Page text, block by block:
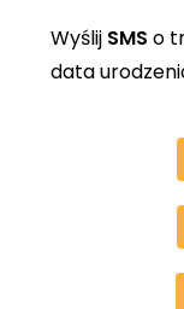
Wyślij SMS o
data